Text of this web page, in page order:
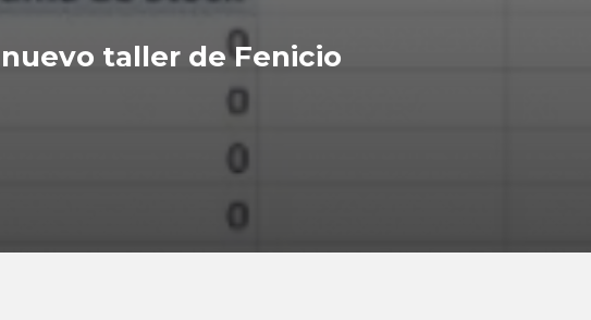
taller de Fenicio